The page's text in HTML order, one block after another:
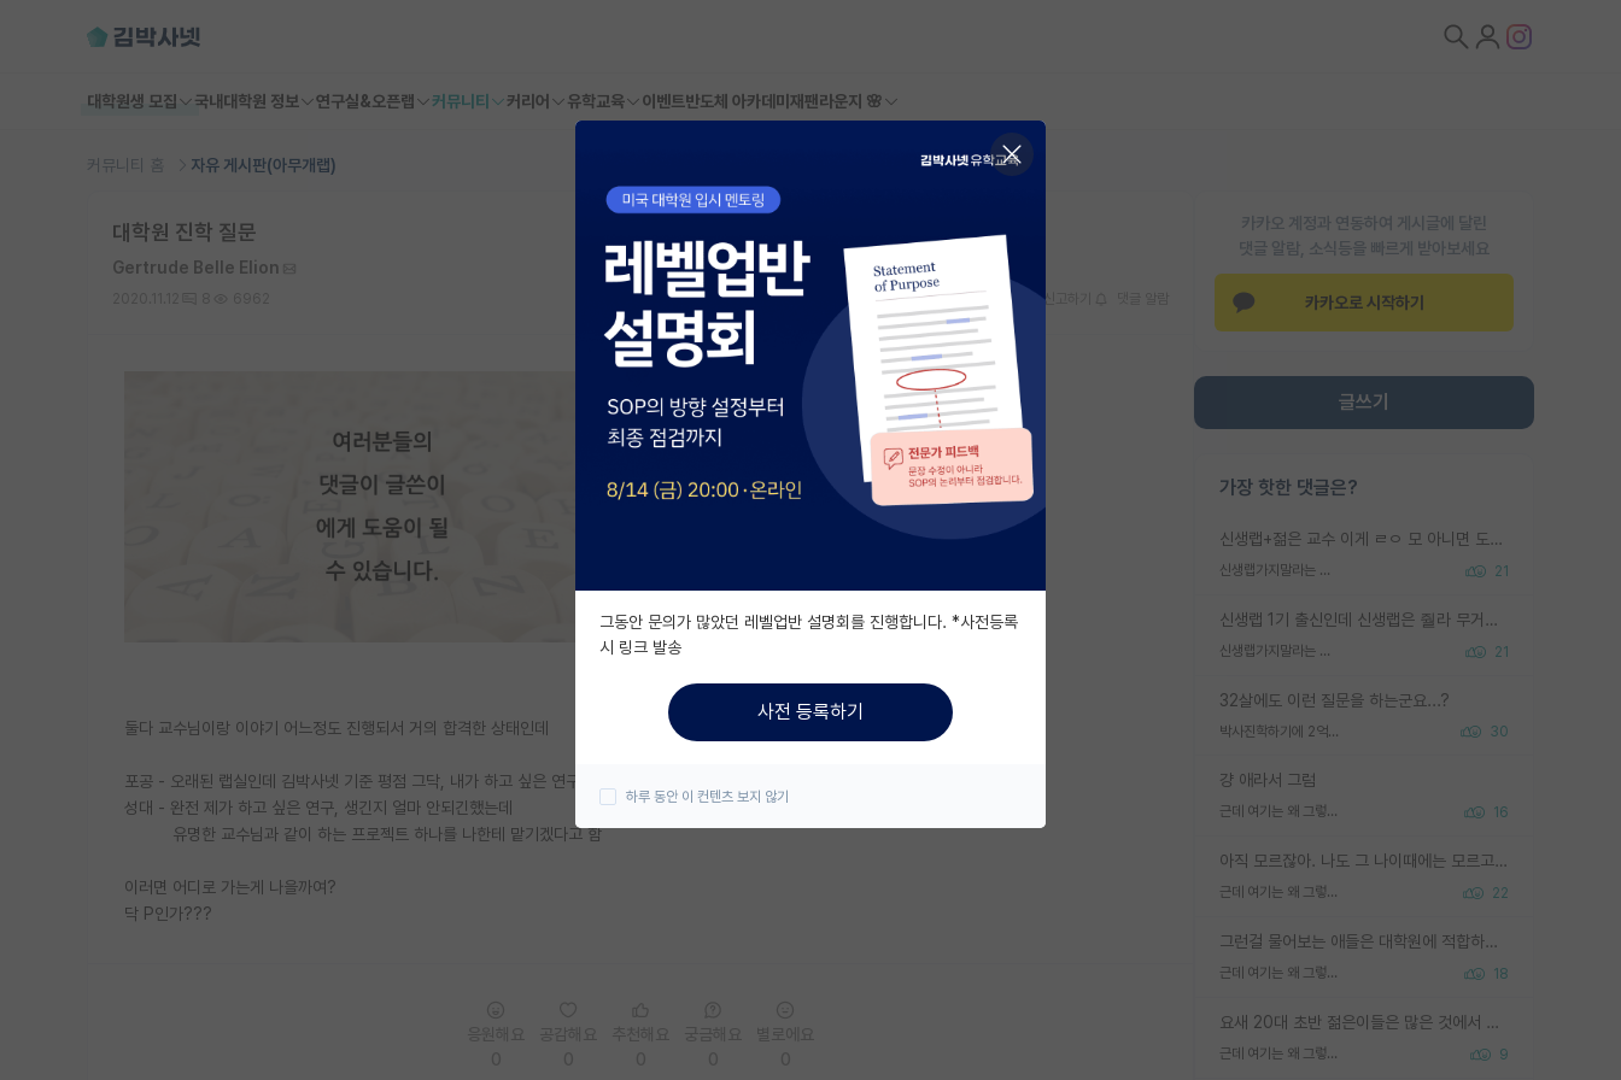
대학원생 모집 국내대학원 정보 연구실&오픈랩 커뮤니티 커리어 유학교육 이벤트반도체 아카데미 재팬라운지 🌸
커뮤니티 홈 자유 게시판(아무개랩)
카카오 계정과 연동하여 게시글에 달린
댓글 알람, 소식등을 빠르게 받아보세요
카카오로 시작하기
글쓰기
가장 핫한 댓글은?
신생랩+젊은 교수 이게 ㄹㅇ 모 아니면 도인듯.
신생랩가지말라는 이유가 있었구나 21
신생랩 1기 출신인데 신생랩은 줠라 무거운 바벨 같은거임. 들면 대박인데 못들면 깔려 죽음. 아무도 알려주지 않는 환경에서 자생해야하지만, 일단 살아남았다면 그 어떤 사람보다 악착같고 생존력 높은 사람으로 거듭날 수 있음
신생랩가지말라는 이유가 있었구나 21
32살에도 이런 질문을 하는군요...?
박사진학하기에 2억은 괜찮은 (?) 정도의 경제력인가요 30
걍 애라서 그럼
근데 여기는 왜 그렇게 SPK를 물어보는거임? 16
아직 모르잖아. 나도 그 나이때에는 모르고 평가 받고 안심하고 싶었어.
근데 여기는 왜 그렇게 SPK를 물어보는거임? 22
그런걸 물어보는 애들은 대학원에 적합하지 않다
근데 여기는 왜 그렇게 SPK를 물어보는거임? 18
요새 20대 초반 젊은이들은 많은 것에서 가성비를 따지더라고요. 내가 이 정도 인풋을 넣었을 때 그만큼 아웃풋이 나올 것인가? 사실 아웃풋이 인풋 대비 리니어하게 나오지 않는 영역을 시도하기 싫어한다는 느낌입니다.
근데 여기는 왜 그렇게 SPK를 물어보는거임? 9
대학원 진학 질문
Gertrude Belle Elion
스크랩 신고하기
둘다 교수님이랑 이야기 어느정도 진행되서 거의 합격한 상태인데
포공 - 오래된 랩실인데 김박사넷 기준 평점 그닥, 내가 하고 싶은 연구랑 약간은 거리있음
성대 - 완전 제가 하고 싶은 연구, 생긴지 얼마 안되긴했는데
유명한 교수님과 같이 하는 프로젝트 하나를 나한테 맡기겠다고 함
이러면 어디로 가는게 나을까여?
닥 P인가???
그동안 문의가 많았던 레벨업반 설명회를 진행합니다. *사전등록
시 링크 발송
사전 등록하기
하루 동안 이 컨텐츠 보지 않기